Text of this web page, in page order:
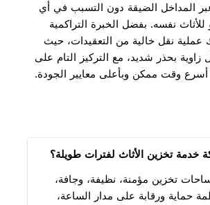
المداخل الضيقة دون التسبب في أي
للأثاث نفسه. بفضل الخبرة التراكمية
عملية نقل خالية من التعقيدات، حيث
زاوية بحذر شديد، مع التركيز التام على
أسرع وقت ممكن وبأعلى معايير الجودة.
خدمة تخزين الأثاث لفترات طويلة؟
تخزين مؤمنة، نظيفة، وجافة،
حماية ورقابة على مدار الساعة،